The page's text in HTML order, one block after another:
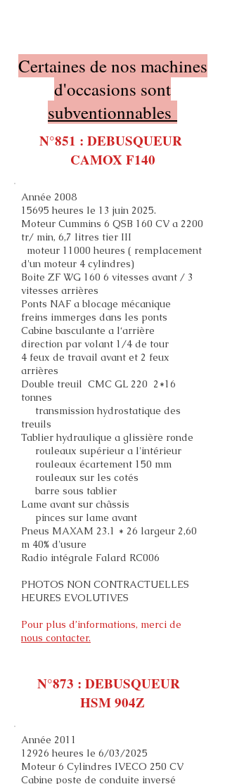
Certaines de nos machines
d'occasions sont
subventionnables
N°851 : DEBUSQUEUR
CAMOX F140
Année 2008
15695 heures le 13 juin 2025.
Moteur Cummins 6 QSB 160 CV a 2200
tr/ min, 6,7 litres tier III
moteur 11000 heures ( remplacement
d'un moteur 4 cylindres)
Boite ZF WG 160 6 vitesses avant / 3
vitesses arrières
Ponts NAF a blocage mécanique
freins immerges dans les ponts
Cabine basculante a l‘arrière
direction par volant 1/4 de tour
4 feux de travail avant et 2 feux
arrières
Double treuil CMC GL 220 2*16
tonnes
transmission hydrostatique des
treuils
Tablier hydraulique a glissière ronde
rouleaux supérieur a l'intérieur
rouleaux écartement 150 mm
rouleaux sur les cotés
barre sous tablier
Lame avant sur châssis
pinces sur lame avant
Pneus MAXAM 23.1 * 26 largeur 2,60
m 40% d'usure
Radio intégrale Falard RC006
PHOTOS NON CONTRACTUELLES
HEURES EVOLUTIVES
Pour plus d’informations, merci de
nous contacter.
N°873 : DEBUSQUEUR
HSM 904Z
Année 2011
12926 heures le 6/03/2025
Moteur 6 Cylindres IVECO 250 CV
Cabine poste de conduite inversé